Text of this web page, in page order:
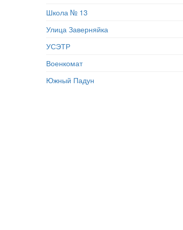
Школа № 13
Улица Заверняйка
УСЭТР
Военкомат
Южный Падун